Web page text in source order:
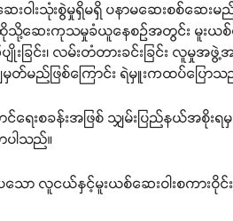
းသုံးစွဲမှုရှိမရှိ ပနာမဆေးစစ်ဆေးမည်ဖ
ထိုသို့ဆေးကုသမှုခံယူနေစဉ်အတွင်း မူးယစ်
ခြင်း၊ လမ်းတံတားခင်းခြင်း လူမှုအ
တ်မည်ဖြစ်ကြောင်း ရဲမှူးကထပ်ပြောသ
ေးစခန်းအဖြစ် သျှမ်းပြည်နယ်အစိုးရ
ပါသည်။
းပသော လူငယ်နှင့်မူးယစ်ဆေးဝါးစကား